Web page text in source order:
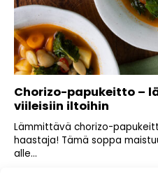
Chorizo-papukeitto –
viileisiin iltoihin
Lämmittävä chorizo-
haastaja! Tämä soppa
alle...